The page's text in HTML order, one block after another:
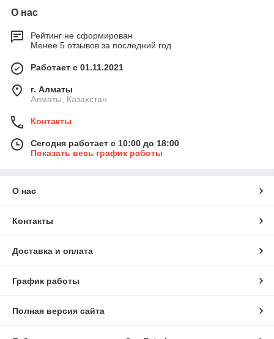
О нас
Рейтинг не сформирован
Менее 5 отзывов за последний год
Работает с 01.11.2021
г. Алматы
Алматы, Казахстан
Контакты
Сегодня работает с 10:00 до 18:00
Показать весь график работы
О нас
Контакты
Доставка и оплата
График работы
Полная версия сайта